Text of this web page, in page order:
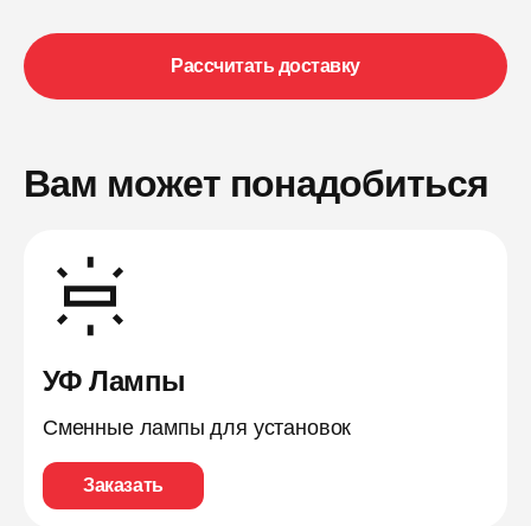
Рассчитать доставку
Вам может понадобиться
УФ Лампы
Сменные лампы для установок
Заказать